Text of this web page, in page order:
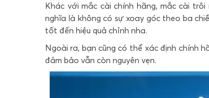
Khác với mắc cài chính hãng, mắc cài
nghĩa là không có sự xoay góc theo ba
tốt đến hiệu quả chỉnh nha.
Ngoài ra, bạn cũng có thể xác định chính
đảm bảo vẫn còn nguyên vẹn.